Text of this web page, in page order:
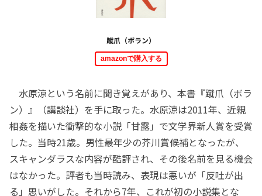
蹴爪（ボラン）
amazonで購入する
水原涼という名前に聞き覚えがあり、本書『蹴爪（ボラ
ン）』（講談社）を手に取った。水原涼は2011年、近親
相姦を描いた衝撃的な小説「甘露」で文学界新人賞を受賞
した。当時21歳。男性最年少の芥川賞候補となったが、
スキャンダラスな内容が酷評され、その後名前を見る機会
はなかった。評者も当時読み、表現は悪いが「反吐が出
る」思いがした。それから7年、これが初の小説集とな